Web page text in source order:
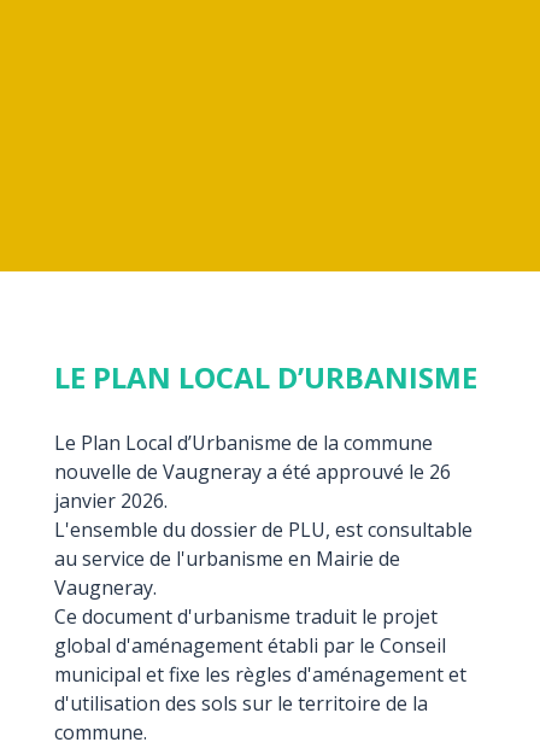
LE PLAN LOCAL D’URBANISME
Le Plan Local d’Urbanisme de la commune
nouvelle de Vaugneray a été approuvé le 26
janvier 2026.
L'ensemble du dossier de PLU, est consultable
au service de l'urbanisme en Mairie de
Vaugneray.
Ce document d'urbanisme traduit le projet
global d'aménagement établi par le Conseil
municipal et fixe les règles d'aménagement et
d'utilisation des sols sur le territoire de la
commune.